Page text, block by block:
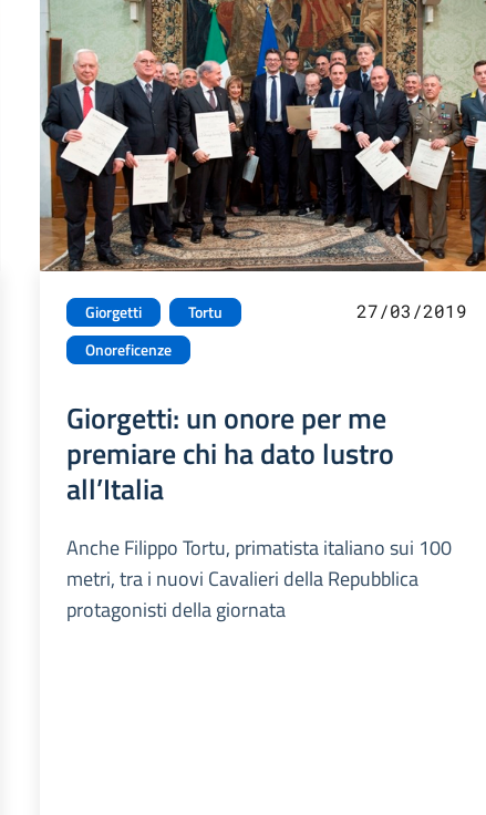
Giorgetti
Tortu
Onoreficenze
27/03/2019
Giorgetti: un onore per me
premiare chi ha dato lustro
all’Italia
Anche Filippo Tortu, primatista italiano sui 100
metri, tra i nuovi Cavalieri della Repubblica
protagonisti della giornata